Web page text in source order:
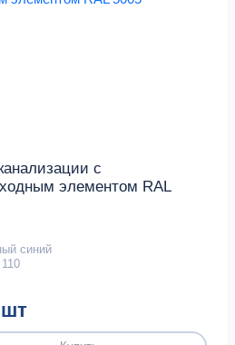
с
элементом RAL
синий
110
шт